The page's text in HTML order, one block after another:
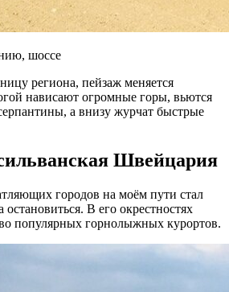
шоссе
региона, пейзаж меняется
нависают огромные горы, вьются
а внизу журчат быстрые
Швейцария
городов на моём пути стал
В его окрестностях
популярных горнолыжных курортов.